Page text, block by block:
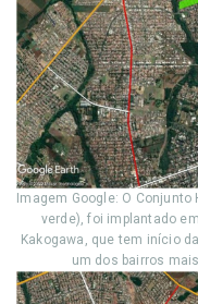
Imagem Google: O
verde), foi implantado
Kakogawa, que tem início
um dos bairros